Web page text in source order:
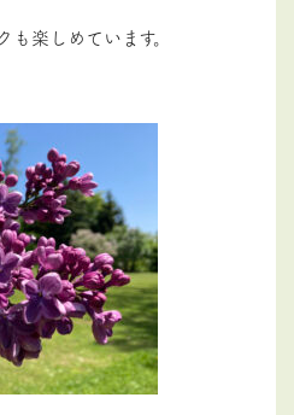
楽しめています。